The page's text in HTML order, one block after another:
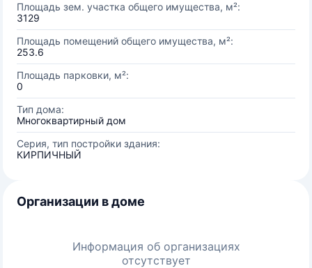
Площадь зем. участка общего имущества, м²:
3129
Площадь помещений общего имущества, м²:
253.6
Площадь парковки, м²:
0
Тип дома:
Многоквартирный дом
Серия, тип постройки здания:
КИРПИЧНЫЙ
Организации в доме
Информация об организациях
отсутствует